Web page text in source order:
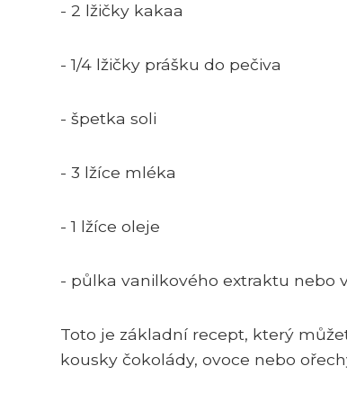
- 2 lžičky kakaa
- 1/4 lžičky prášku do pečiva
- špetka soli
- 3 lžíce mléka
- 1 lžíce oleje
- půlka vanilkového extraktu nebo
Toto je základní recept, který
kousky čokolády, ovoce nebo